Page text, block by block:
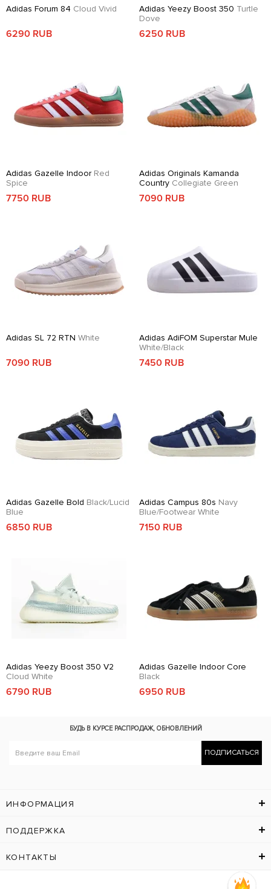
Adidas Forum 84 Cloud Vivid
6290 RUB
Adidas Yeezy Boost 350 Turtle
Dove
6250 RUB
Adidas Gazelle Indoor Red
Spice
7750 RUB
Adidas Originals Kamanda
Country Collegiate Green
7090 RUB
Adidas SL 72 RTN White
7090 RUB
Adidas AdiFOM Superstar Mule
White/Black
7450 RUB
Adidas Gazelle Bold Black/Lucid
Blue
6850 RUB
Adidas Campus 80s Navy
Blue/Footwear White
7150 RUB
Adidas Yeezy Boost 350 V2
Cloud White
6790 RUB
Adidas Gazelle Indoor Core
Black
6950 RUB
БУДЬ В КУРСЕ РАСПРОДАЖ, ОБНОВЛЕНИЙ
ПОДПИСАТЬСЯ
ИНФОРМАЦИЯ
ПОДДЕРЖКА
КОНТАКТЫ